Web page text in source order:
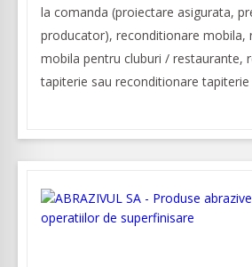
la comanda (proiectare asigurata,
producator), reconditionare mobila,
mobila pentru cluburi / restaurante,
tapiterie sau reconditionare tapiterie